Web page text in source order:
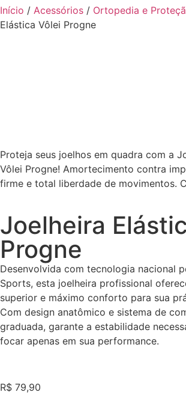
Início / Acessórios / Ortopedia e
Elástica Vôlei Progne
Proteja seus joelhos em quadra com a
Vôlei Progne! Amortecimento contra
firme e total liberdade de movimentos.
Joelheira
Progne
Desenvolvida com tecnologia nacional
Sports, esta joelheira profissional
superior e máximo conforto para sua
Com design anatômico e sistema de
graduada, garante a estabilidade
focar apenas em sua performance.
R$ 79,90